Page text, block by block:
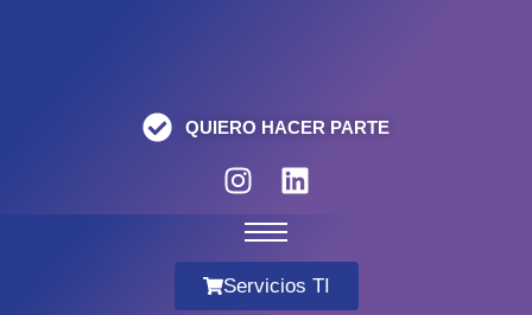
QUIERO HACER PARTE
Servicios TI